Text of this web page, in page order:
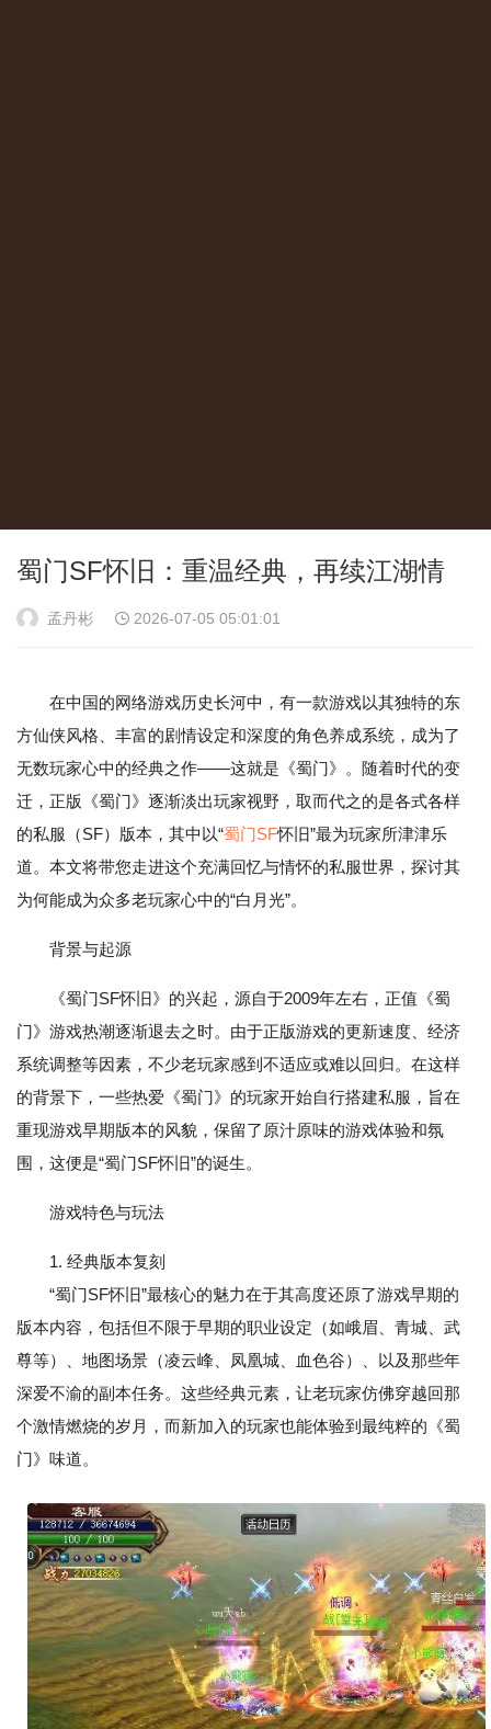
蜀门SF怀旧：重温经典，再续江湖情
孟丹彬 2026-07-05 05:01:01
在中国的网络游戏历史长河中，有一款游戏以其独特的东
方仙侠风格、丰富的剧情设定和深度的角色养成系统，成为了
无数玩家心中的经典之作——这就是《蜀门》。随着时代的变
迁，正版《蜀门》逐渐淡出玩家视野，取而代之的是各式各样
的私服（SF）版本，其中以“蜀门SF怀旧”最为玩家所津津乐
道。本文将带您走进这个充满回忆与情怀的私服世界，探讨其
为何能成为众多老玩家心中的“白月光”。
背景与起源
《蜀门SF怀旧》的兴起，源自于2009年左右，正值《蜀
门》游戏热潮逐渐退去之时。由于正版游戏的更新速度、经济
系统调整等因素，不少老玩家感到不适应或难以回归。在这样
的背景下，一些热爱《蜀门》的玩家开始自行搭建私服，旨在
重现游戏早期版本的风貌，保留了原汁原味的游戏体验和氛
围，这便是“蜀门SF怀旧”的诞生。
游戏特色与玩法
1. 经典版本复刻
“蜀门SF怀旧”最核心的魅力在于其高度还原了游戏早期的
版本内容，包括但不限于早期的职业设定（如峨眉、青城、武
尊等）、地图场景（凌云峰、凤凰城、血色谷）、以及那些年
深爱不渝的副本任务。这些经典元素，让老玩家仿佛穿越回那
个激情燃烧的岁月，而新加入的玩家也能体验到最纯粹的《蜀
门》味道。